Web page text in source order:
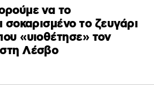
να το
σοκαρισμένο το ζευγάρι
«υιοθέτησε» τον
Λέσβο